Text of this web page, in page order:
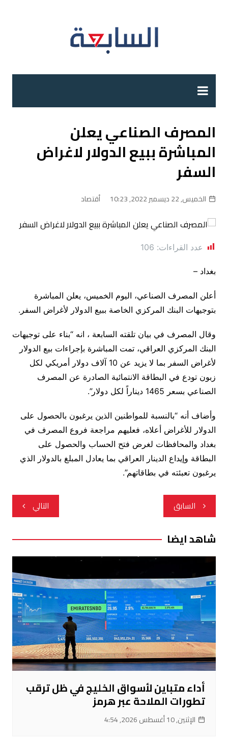
المصرف الصناعي يعلن
المباشرة ببيع الدولار لاغراض
السفر
الخميس, 22 ديسمبر 2022, 10:23 أقتصاد
عدد القراءات: 106
بغداد –
أعلن المصرف الصناعي، اليوم الخميس، يعلن المباشرة
بتوجيهات البنك المركزي الخاصة ببيع الدولار لأغراض السفر.
وقال المصرف في بيان تلقته السابعة ، انه “بناء على توجيهات
البنك المركزي العراقي، تمت المباشرة بإجراءات بيع الدولار
لأغراض السفر بما لا يزيد عن 10 آلاف دولار أمريكي لكل
زبون تودع في البطاقة الانتمائية الصادرة عن المصرف
الصناعي بسعر 1465 ديناراً لكل دولار”.
وأضاف أنه “بالنسبة للمواطنين الذين يرغبون بالحصول على
الدولار للأغراض أعلاه، فعليهم مراجعة فروع المصرف في
بغداد والمحافظات لغرض فتح الحساب والحصول على
البطاقة وإيداع الدينار العراقي بما يعادل المبلغ بالدولار الذي
يرغبون تعبئته في بطاقاتهم”.
تصفّح
المقالات
السابق التالي
شاهد ايضا
أداء متباين لأسواق الخليج في ظل ترقب
تطورات الملاحة عبر هرمز
الإثنين, 10 أغسطس 2026, 4:54